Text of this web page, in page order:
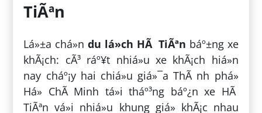
TiÃªn
Lá»±a chá»n du lá»ch HÃ TiÃªn báº±ng xe
khÃ¡ch: cÃ³ ráº¥t nhiá»u xe khÃ¡ch hiá»n
nay cháº¡y hai chiá»u giá»¯a ThÃ nh phá»
Há» ChÃ­ Minh tá»i tháº³ng báº¿n xe HÃ
TiÃªn vá»i nhiá»u khung giá» khÃ¡c nhau